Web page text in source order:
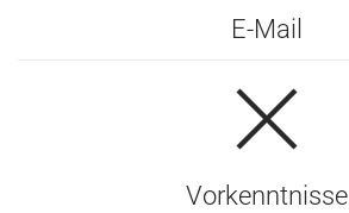
E-Mail
Vorkenntnisse